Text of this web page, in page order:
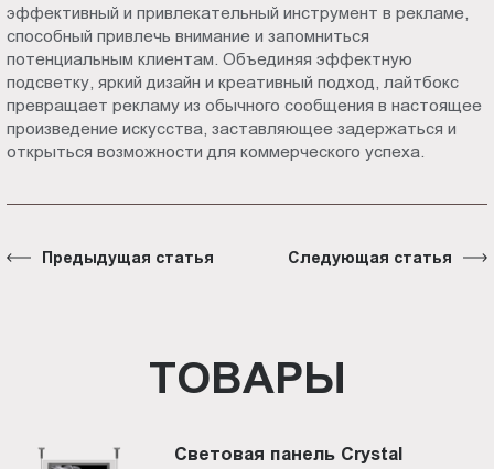
эффективный и привлекательный инструмент в рекламе,
способный привлечь внимание и запомниться
потенциальным клиентам. Объединяя эффектную
подсветку, яркий дизайн и креативный подход, лайтбокс
превращает рекламу из обычного сообщения в настоящее
произведение искусства, заставляющее задержаться и
открыться возможности для коммерческого успеха.
Предыдущая статья Следующая статья
ТОВАРЫ
Световая панель Crystal